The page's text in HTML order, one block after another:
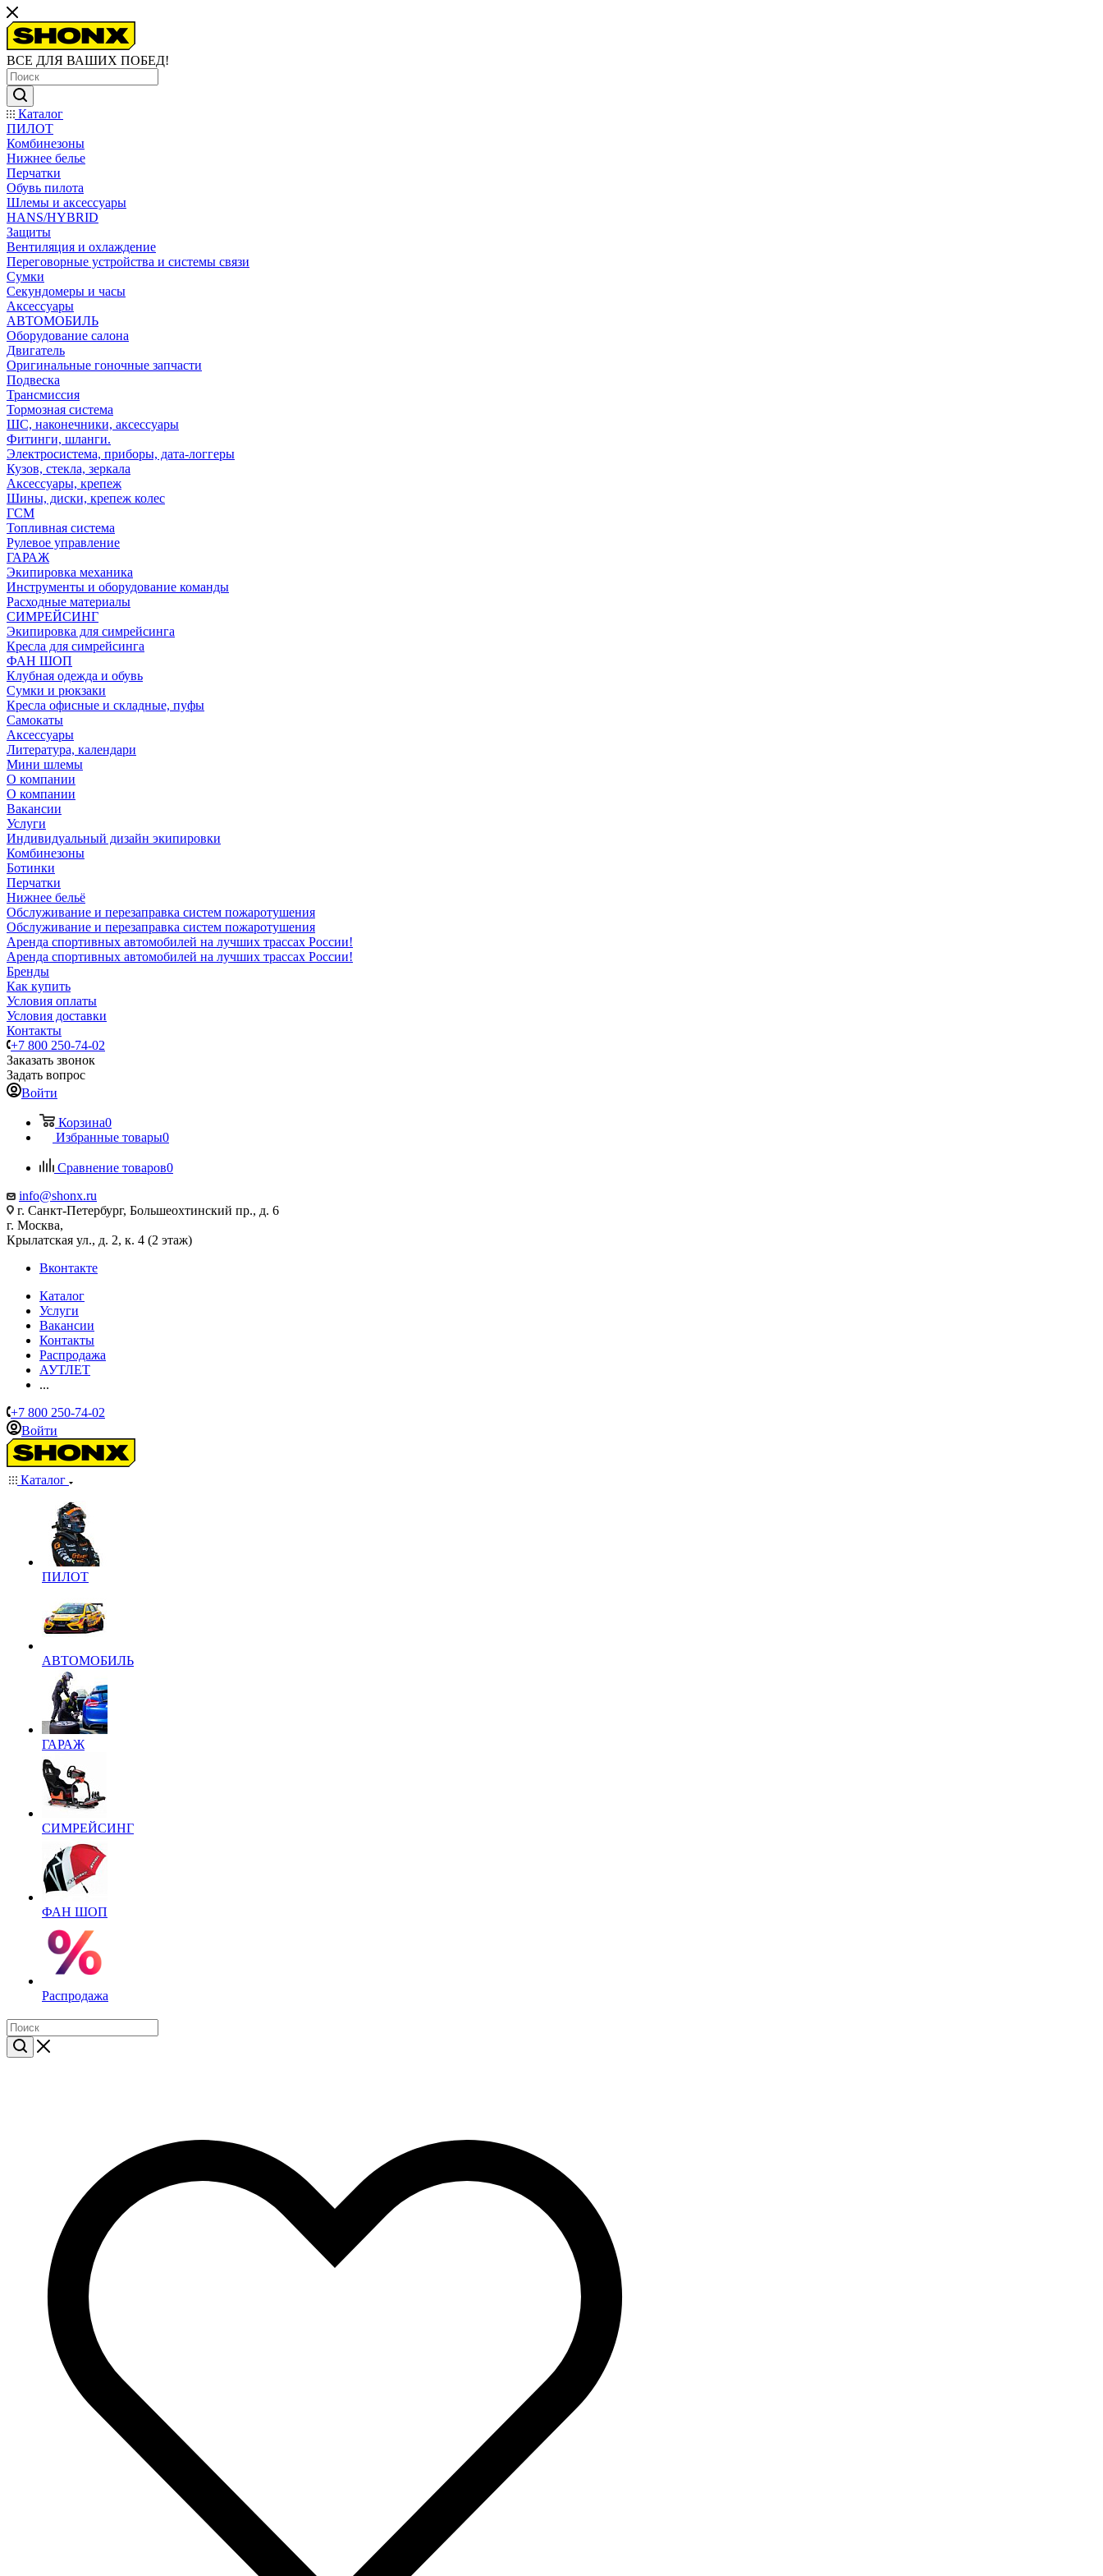
ВСЕ ДЛЯ ВАШИХ ПОБЕД!
Каталог
ПИЛОТ
Комбинезоны
Нижнее белье
Перчатки
Обувь пилота
Шлемы и аксессуары
HANS/HYBRID
Защиты
Вентиляция и охлаждение
Переговорные устройства и системы связи
Сумки
Секундомеры и часы
Аксессуары
АВТОМОБИЛЬ
Оборудование салона
Двигатель
Оригинальные гоночные запчасти
Подвеска
Трансмиссия
Тормозная система
ШС, наконечники, аксессуары
Фитинги, шланги.
Электросистема, приборы, дата-логгеры
Кузов, стекла, зеркала
Аксессуары, крепеж
Шины, диски, крепеж колес
ГСМ
Топливная система
Рулевое управление
ГАРАЖ
Экипировка механика
Инструменты и оборудование команды
Расходные материалы
СИМРЕЙСИНГ
Экипировка для симрейсинга
Кресла для симрейсинга
ФАН ШОП
Клубная одежда и обувь
Сумки и рюкзаки
Кресла офисные и складные, пуфы
Самокаты
Аксессуары
Литература, календари
Мини шлемы
О компании
О компании
Вакансии
Услуги
Индивидуальный дизайн экипировки
Комбинезоны
Ботинки
Перчатки
Нижнее бельё
Обслуживание и перезаправка систем пожаротушения
Обслуживание и перезаправка систем пожаротушения
Аренда спортивных автомобилей на лучших трассах России!
Аренда спортивных автомобилей на лучших трассах России!
Бренды
Как купить
Условия оплаты
Условия доставки
Контакты
+7 800 250-74-02
Заказать звонок
Задать вопрос
Войти
Корзина0
Избранные товары0
Сравнение товаров0
info@shonx.ru
г. Санкт-Петербург, Большеохтинский пр., д. 6
г. Москва,
Крылатская ул., д. 2, к. 4 (2 этаж)
Вконтакте
Каталог
Услуги
Вакансии
Контакты
Распродажа
АУТЛЕТ
...
+7 800 250-74-02
Войти
Каталог
ПИЛОТ
АВТОМОБИЛЬ
ГАРАЖ
СИМРЕЙСИНГ
ФАН ШОП
Распродажа